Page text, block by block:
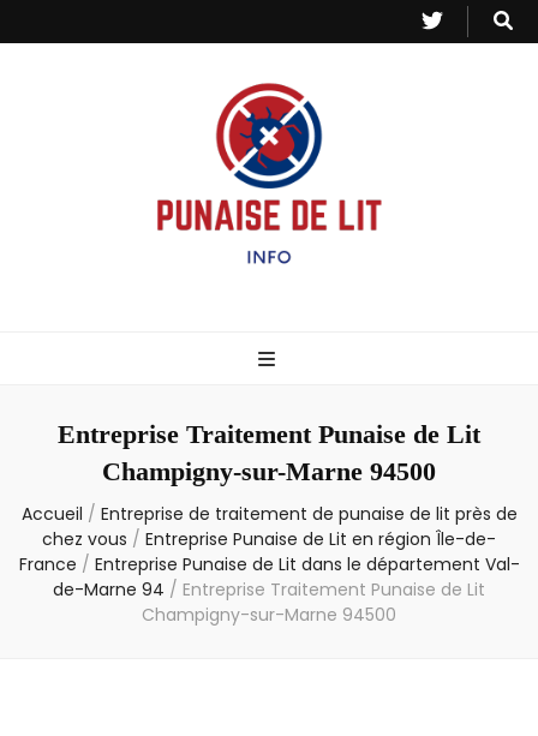
– Info
Entreprise Traitement Punaise de Lit
Champigny-sur-Marne 94500
Accueil / Entreprise de traitement de punaise de lit près de
chez vous / Entreprise Punaise de Lit en région Île-de-
France / Entreprise Punaise de Lit dans le département Val-
de-Marne 94 / Entreprise Traitement Punaise de Lit
Champigny-sur-Marne 94500